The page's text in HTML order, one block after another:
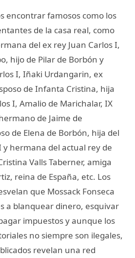
encontrar famosos como los
de la casa real, como
del ex rey Juan Carlos I,
hijo de Pilar de Borbón y
I, Iñaki Urdangarin, ex
de Infanta Cristina, hija
I, Amalio de Marichalar, IX
de Jaime de
de Elena de Borbón, hija del
y hermana del actual rey de
Valls Taberner, amiga
reina de España, etc. Los
que Mossack Fonseca
a blanquear dinero, esquivar
impuestos y aunque los
no siempre son ilegales,
revelan una red